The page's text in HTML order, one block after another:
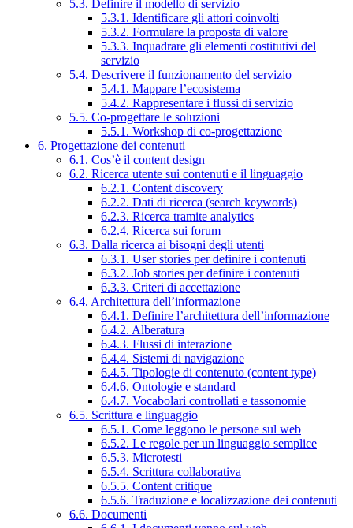
5.3. Definire il modello di servizio
5.3.1. Identificare gli attori coinvolti
5.3.2. Formulare la proposta di valore
5.3.3. Inquadrare gli elementi costitutivi del
servizio
5.4. Descrivere il funzionamento del servizio
5.4.1. Mappare l’ecosistema
5.4.2. Rappresentare i flussi di servizio
5.5. Co-progettare le soluzioni
5.5.1. Workshop di co-progettazione
6. Progettazione dei contenuti
6.1. Cos’è il content design
6.2. Ricerca utente sui contenuti e il linguaggio
6.2.1. Content discovery
6.2.2. Dati di ricerca (search keywords)
6.2.3. Ricerca tramite analytics
6.2.4. Ricerca sui forum
6.3. Dalla ricerca ai bisogni degli utenti
6.3.1. User stories per definire i contenuti
6.3.2. Job stories per definire i contenuti
6.3.3. Criteri di accettazione
6.4. Architettura dell’informazione
6.4.1. Definire l’architettura dell’informazione
6.4.2. Alberatura
6.4.3. Flussi di interazione
6.4.4. Sistemi di navigazione
6.4.5. Tipologie di contenuto (content type)
6.4.6. Ontologie e standard
6.4.7. Vocabolari controllati e tassonomie
6.5. Scrittura e linguaggio
6.5.1. Come leggono le persone sul web
6.5.2. Le regole per un linguaggio semplice
6.5.3. Microtesti
6.5.4. Scrittura collaborativa
6.5.5. Content critique
6.5.6. Traduzione e localizzazione dei contenuti
6.6. Documenti